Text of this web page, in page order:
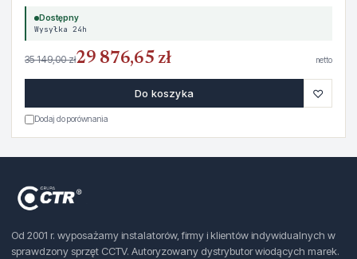
Dostępny
Wysyłka 24h
35 149,00 zł29 876,65 zł netto
Do koszyka ♡
Dodaj do porównania
Od 2001 r. wyposażamy instalatorów, firmy i klientów indywidualnych w
sprawdzony sprzęt CCTV. Autoryzowany dystrybutor wiodących marek.